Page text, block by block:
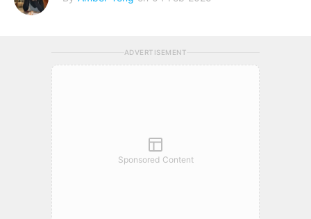
ADVERTISEMENT
Sponsored Content